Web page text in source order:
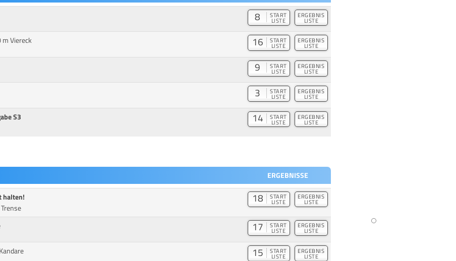
8 START
LISTE
ERGEBNIS
LISTE
m Viereck 16 START
LISTE
ERGEBNIS
LISTE
9 START
LISTE
ERGEBNIS
LISTE
3 START
LISTE
ERGEBNIS
LISTE
S3
14 START
LISTE
ERGEBNIS
LISTE
ERGEBNISSE
halten!
18 START
LISTE
ERGEBNIS
LISTE
17 START
LISTE
ERGEBNIS
LISTE
15 START
LISTE
ERGEBNIS
LISTE